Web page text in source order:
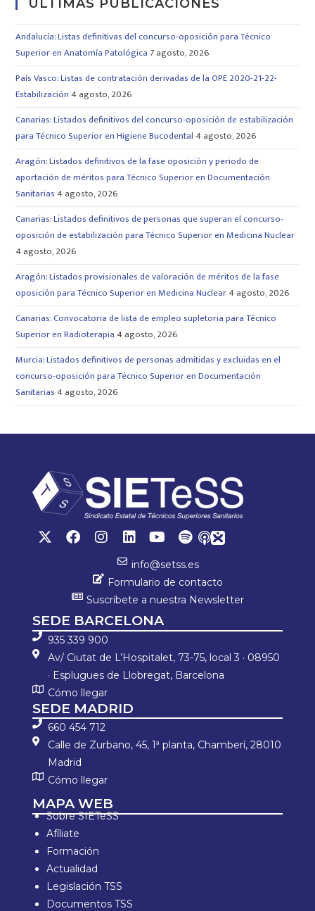
ULTIMAS PUBLICACIONES
Andalucía: Listas definitivas del concurso-oposición para Técnico
Superior en Anatomía Patológica 7 agosto, 2026
País Vasco: Listas de contratación derivadas de la OPE 2020-21-22-
Estabilización 4 agosto, 2026
Canarias: Listados definitivos del concurso-oposición de estabilización
para Técnico Superior en Higiene Bucodental 4 agosto, 2026
Aragón: Listados definitivos de la fase oposición y periodo de
aportación de méritos para Técnico Superior en Documentación
Sanitarias 4 agosto, 2026
Canarias: Listados definitivos de personas que superan el concurso-
oposición de estabilización para Técnico Superior en Medicina Nuclear
4 agosto, 2026
Aragón: Listados provisionales de valoración de méritos de la fase
oposición para Técnico Superior en Medicina Nuclear4 agosto, 2026
Canarias: Convocatoria de lista de empleo supletoria para Técnico
Superior en Radioterapia 4 agosto, 2026
Murcia: Listados definitivos de personas admitidas y excluidas en el
concurso-oposición para Técnico Superior en Documentación
Sanitarias 4 agosto, 2026
info@setss.es
Formulario de contacto
Suscríbete a nuestra Newsletter
SEDE BARCELONA
935 339 900
Av/ Ciutat de L’Hospitalet, 73-75, local 3 · 08950
· Esplugues de Llobregat, Barcelona
Cómo llegar
SEDE MADRID
660 454 712
Calle de Zurbano, 45, 1ª planta, Chamberí, 28010
Madrid
Cómo llegar
MAPA WEB
Sobre SIETeSS
Afíliate
Formación
Actualidad
Legislación TSS
Documentos TSS